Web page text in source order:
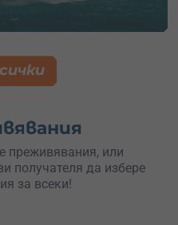
преживявания, или
получателя да избере
за всеки!